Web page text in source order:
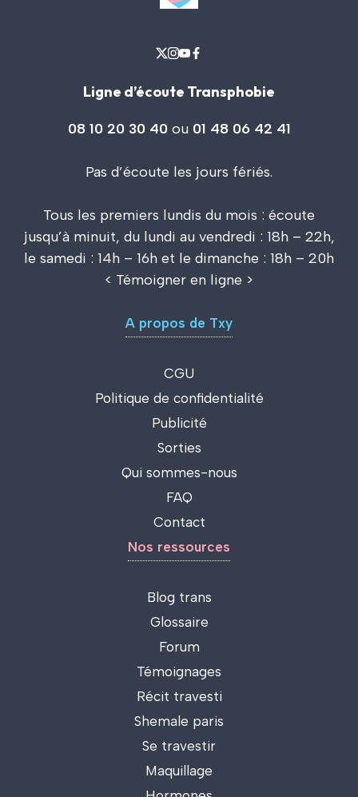
Ligne d’écoute Transphobie
08 10 20 30 40ou 01 48 06 42 41
Pas d’écoute les jours fériés.
Tous les premiers lundis du mois : écoute
jusqu’à minuit, du lundi au vendredi : 18h – 22h,
le samedi : 14h – 16h et le dimanche : 18h – 20h
< Témoigner en ligne >
A propos de Txy
CGU
Politique de confidentialité
Publicité
Sorties
Qui sommes-nous
FAQ
Contact
Nos ressources
Blog trans
Glossaire
Forum
Témoignages
Récit travesti
Shemale paris
Se travestir
Maquillage